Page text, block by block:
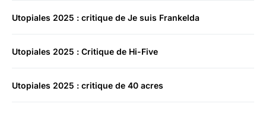
Utopiales 2025 : critique de Je suis Frankelda
Utopiales 2025 : Critique de Hi-Five
Utopiales 2025 : critique de 40 acres